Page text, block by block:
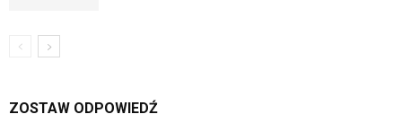
ZOSTAW ODPOWIEDŹ